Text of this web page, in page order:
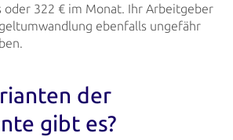
oder 322 € im Monat. Ihr Arbeitgeber
ebenfalls ungefähr
der
gibt es?